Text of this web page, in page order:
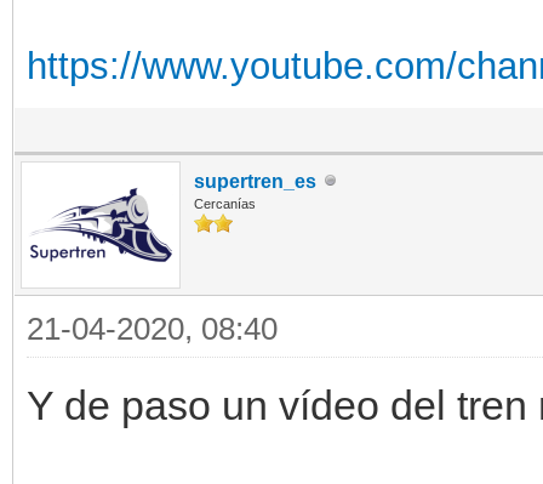
https://www.youtube.com/
supertren_es
Cercanías
21-04-2020, 08:40
Y de paso un vídeo del tren